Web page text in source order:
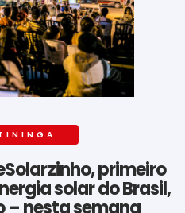
primeiro
solar do Brasil,
– nesta semana